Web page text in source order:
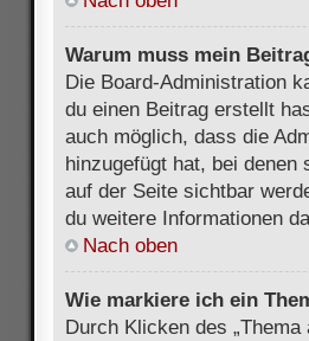
Warum muss mein
Die Board-Administration
du einen Beitrag erstellt
auch möglich, dass die
hinzugefügt hat, bei
auf der Seite sichtbar
du weitere Informationen
Nach oben
Wie markiere ich ein
Durch Klicken des